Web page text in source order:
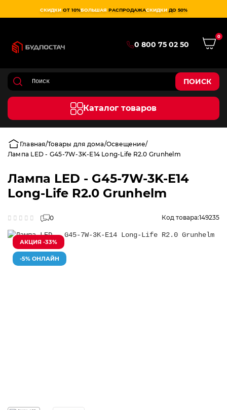
СКИДКИ ОТ 10%БОЛЬШАЯ РАСПРОДАЖАСКИДКИ ДО 50%
0 800 75 02 50
0
ПОИСК
Каталог товаров
Главная Товары для дома Освещение
Лампа LED - G45-7W-3K-E14 Long-Life R2.0 Grunhelm
Лампа LED - G45-7W-3K-E14
Long-Life R2.0 Grunhelm
0 Код товара:149235
АКЦИЯ -33%
-5% ОНЛАЙН